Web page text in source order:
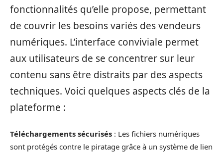
fonctionnalités qu’elle propose, permettant
de couvrir les besoins variés des vendeurs
numériques. L’interface conviviale permet
aux utilisateurs de se concentrer sur leur
contenu sans être distraits par des aspects
techniques. Voici quelques aspects clés de la
plateforme :
Téléchargements sécurisés : Les fichiers numériques
sont protégés contre le piratage grâce à un système de lien